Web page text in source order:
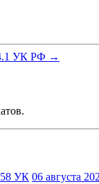
УК РФ →
УК 06 августа